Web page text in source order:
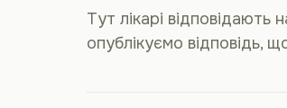
Тут лікарі відповідають
опублікуємо відповідь,